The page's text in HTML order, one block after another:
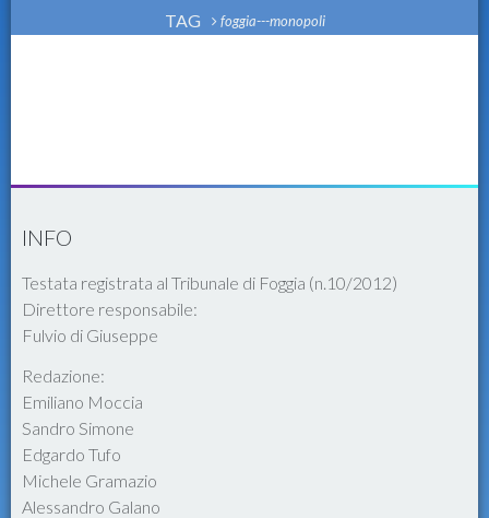
TAG
foggia---monopoli
INFO
Testata registrata al Tribunale di Foggia (n.10/2012)
Direttore responsabile:
Fulvio di Giuseppe
Redazione:
Emiliano Moccia
Sandro Simone
Edgardo Tufo
Michele Gramazio
Alessandro Galano